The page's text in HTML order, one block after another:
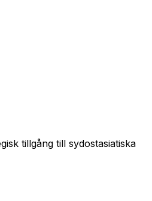
tillgång till sydostasiatiska